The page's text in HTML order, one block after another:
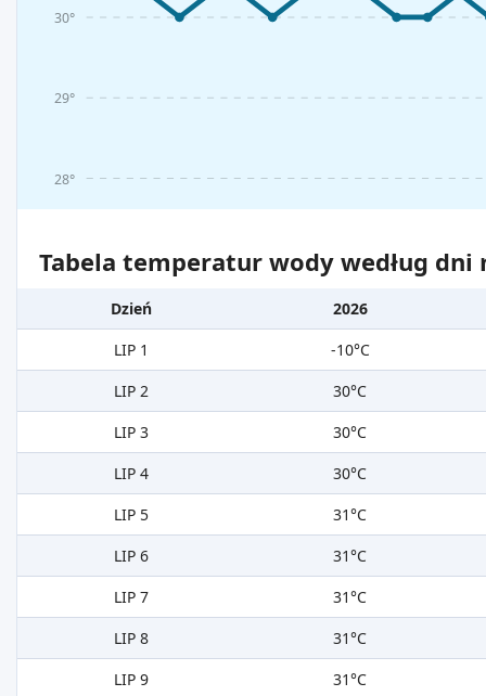
28°
29°
30°
Tabela temperatur wody według dni
Dzień
2026
LIP 1
-10°C
LIP 2
30°C
LIP 3
30°C
LIP 4
30°C
LIP 5
31°C
LIP 6
31°C
LIP 7
31°C
LIP 8
31°C
LIP 9
31°C